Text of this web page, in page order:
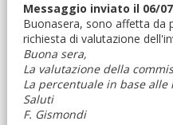
Messaggio inviato il 06/
Buonasera, sono affetta da
richiesta di valutazione
Buona sera,
La valutazione della
La percentuale in base
Saluti
F. Gismondi